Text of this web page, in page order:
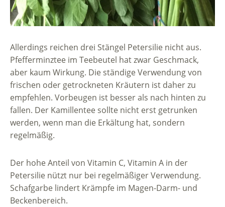
Allerdings reichen drei Stängel Petersilie nicht aus.
Pfefferminztee im Teebeutel hat zwar Geschmack,
aber kaum Wirkung. Die ständige Verwendung von
frischen oder getrockneten Kräutern ist daher zu
empfehlen. Vorbeugen ist besser als nach hinten zu
fallen. Der Kamillentee sollte nicht erst getrunken
werden, wenn man die Erkältung hat, sondern
regelmäßig.
Der hohe Anteil von Vitamin C, Vitamin A in der
Petersilie nützt nur bei regelmäßiger Verwendung.
Schafgarbe lindert Krämpfe im Magen-Darm- und
Beckenbereich.